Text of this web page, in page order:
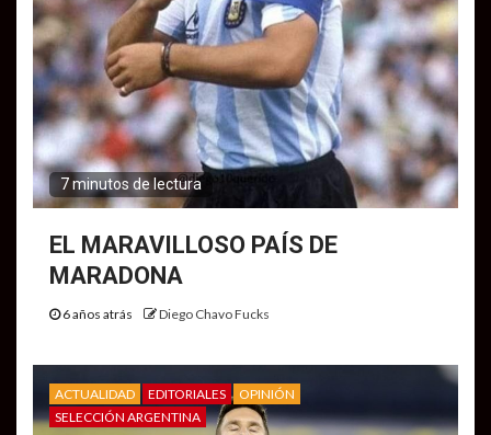
7 minutos de lectura
EL MARAVILLOSO PAÍS DE
MARADONA
6 años atrás Diego Chavo Fucks
ACTUALIDAD EDITORIALES
OPINIÓN
SELECCIÓN ARGENTINA